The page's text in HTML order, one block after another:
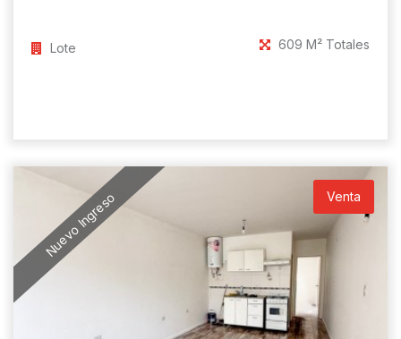
Lote 609 M² Totales
Nuevo Ingreso Venta